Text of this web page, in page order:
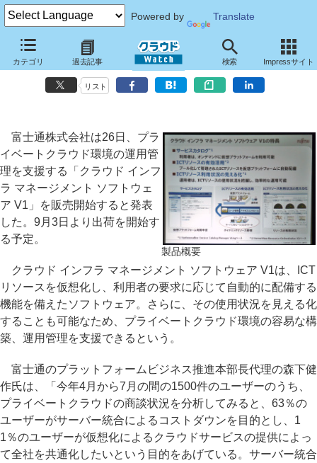
Powered by Translate
カテゴリ 過去記事 検索 Impressサイト
富士通、リソースをプール化しプライベートクラウド環境の運用を支援
するソフト
リスト
製品概要
富士通株式会社は26日、プラ
イベートクラウド環境の運用管
理を支援する「クラウド インフ
ラ マネージメント ソフトウェ
ア V1」を販売開始すると発表
した。9月3日より出荷を開始す
る予定。
クラウド インフラ マネージメント ソフトウェア V1は、ICT
リソースを仮想化し、利用者の要求に応じて自動的に配備する
機能を備えたソフトウェア。さらに、その使用状況を見える化
することも可能なため、プライベートクラウド環境の容易な構
築、運用管理を支援できるという。
富士通のプラットフォームビジネス推進本部長代理の森下健
作氏は、「今年4月から7月の間の1500件のユーザーのうち、
プライベートクラウドの商談状況を分析してみると、63％の
ユーザーがサーバー統合によるコストダウンを目的とし、1
1％のユーザーが仮想化によるクラウドサービスの提供によっ
て全社を共通化したいという目的をあげている。サーバー統合